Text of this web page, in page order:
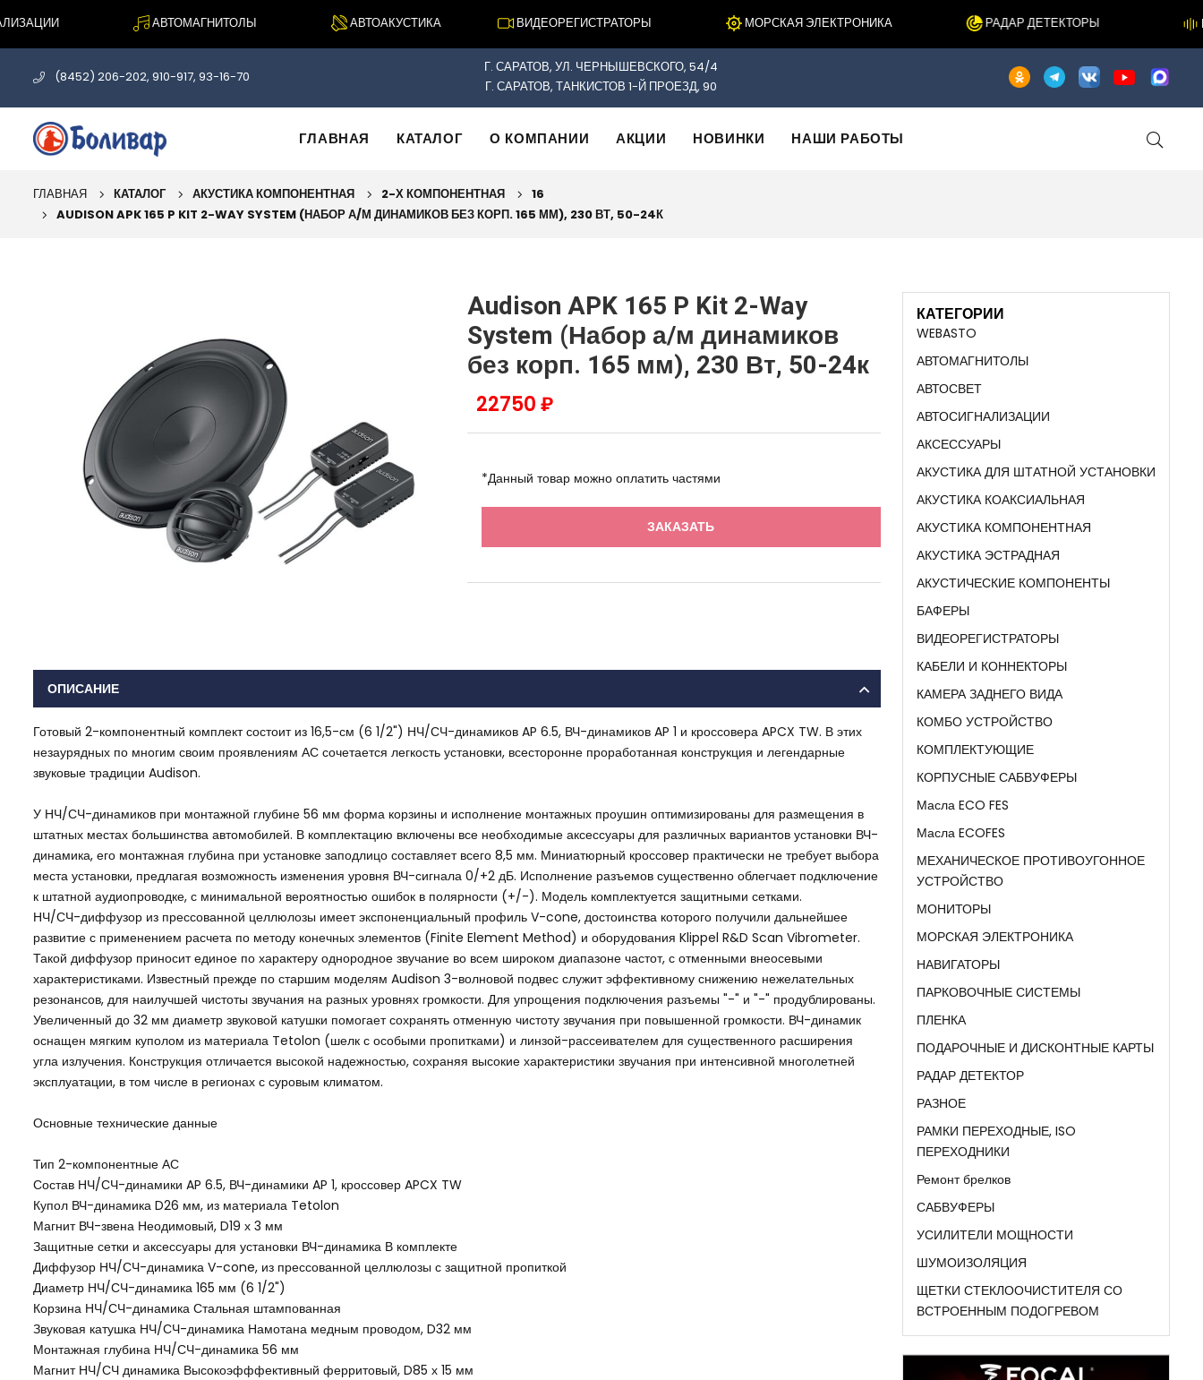
АВТОМАГНИТОЛЫ АВТОАКУСТИКА ВИДЕОРЕГИСТРАТОРЫ МОРСКАЯ ЭЛЕКТРОНИКА РАДАР ДЕТЕКТОРЫ
(8452) 206-202, 910-917, 93-16-70
Г. САРАТОВ, УЛ. ЧЕРНЫШЕВСКОГО, 54/4
Г. САРАТОВ, ТАНКИСТОВ 1-Й ПРОЕЗД, 90
ГЛАВНАЯ КАТАЛОГ О КОМПАНИИ АКЦИИ НОВИНКИ НАШИ РАБОТЫ
ГЛАВНАЯ КАТАЛОГ АКУСТИКА КОМПОНЕНТНАЯ 2-Х КОМПОНЕНТНАЯ
16
AUDISON APK 165 P KIT 2-WAY SYSTEM (НАБОР А/М ДИНАМИКОВ БЕЗ КОРП. 165 ММ), 230 ВТ, 50-24К
Audison APK 165 P Kit 2-Way
System (Набор а/м динамиков
без корп. 165 мм), 230 Вт, 50-24к
22750 ₽
*Данный товар можно оплатить частями
ЗАКАЗАТЬ
ОПИСАНИЕ
Готовый 2-компонентный комплект состоит из 16,5-см (6 1/2") НЧ/СЧ-динамиков AP 6.5, ВЧ-динамиков AP 1 и кроссовера APCX TW. В этих
незаурядных по многим своим проявлениям АС сочетается легкость установки, всесторонне проработанная конструкция и легендарные
звуковые традиции Audison.
У НЧ/СЧ-динамиков при монтажной глубине 56 мм форма корзины и исполнение монтажных проушин оптимизированы для размещения в
штатных местах большинства автомобилей. В комплектацию включены все необходимые аксессуары для различных вариантов установки ВЧ-
динамика, его монтажная глубина при установке заподлицо составляет всего 8,5 мм. Миниатюрный кроссовер практически не требует выбора
места установки, предлагая возможность изменения уровня ВЧ-сигнала 0/+2 дБ. Исполнение разъемов существенно облегчает подключение
к штатной аудиопроводке, с минимальной вероятностью ошибок в полярности (+/-). Модель комплектуется защитными сетками.
НЧ/СЧ-диффузор из прессованной целлюлозы имеет экспоненциальный профиль V-cone, достоинства которого получили дальнейшее
развитие с применением расчета по методу конечных элементов (Finite Element Method) и оборудования Klippel R&D Scan Vibrometer.
Такой диффузор приносит единое по характеру однородное звучание во всем широком диапазоне частот, с отменными внеосевыми
характеристиками. Известный прежде по старшим моделям Audison 3-волновой подвес служит эффективному снижению нежелательных
резонансов, для наилучшей чистоты звучания на разных уровнях громкости. Для упрощения подключения разъемы "-" и "-" продублированы.
Увеличенный до 32 мм диаметр звуковой катушки помогает сохранять отменную чистоту звучания при повышенной громкости. ВЧ-динамик
оснащен мягким куполом из материала Tetolon (шелк с особыми пропитками) и линзой-рассеивателем для существенного расширения
угла излучения. Конструкция отличается высокой надежностью, сохраняя высокие характеристики звучания при интенсивной многолетней
эксплуатации, в том числе в регионах с суровым климатом.
Основные технические данные
Тип 2-компонентные АС
Состав НЧ/СЧ-динамики AP 6.5, ВЧ-динамики AP 1, кроссовер APCX TW
Купол ВЧ-динамика D26 мм, из материала Tetolon
Магнит ВЧ-звена Неодимовый, D19 х 3 мм
Защитные сетки и аксессуары для установки ВЧ-динамика В комплекте
Диффузор НЧ/СЧ-динамика V-cone, из прессованной целлюлозы с защитной пропиткой
Диаметр НЧ/СЧ-динамика 165 мм (6 1/2")
Корзина НЧ/СЧ-динамика Стальная штампованная
Звуковая катушка НЧ/СЧ-динамика Намотана медным проводом, D32 мм
Монтажная глубина НЧ/СЧ-динамика 56 мм
Магнит НЧ/СЧ динамика Высокоэфффективный ферритовый, D85 х 15 мм
КАТЕГОРИИ
WEBASTO
АВТОМАГНИТОЛЫ
АВТОСВЕТ
АВТОСИГНАЛИЗАЦИИ
АКСЕССУАРЫ
АКУСТИКА ДЛЯ ШТАТНОЙ УСТАНОВКИ
АКУСТИКА КОАКСИАЛЬНАЯ
АКУСТИКА КОМПОНЕНТНАЯ
АКУСТИКА ЭСТРАДНАЯ
АКУСТИЧЕСКИЕ КОМПОНЕНТЫ
БАФЕРЫ
ВИДЕОРЕГИСТРАТОРЫ
КАБЕЛИ И КОННЕКТОРЫ
КАМЕРА ЗАДНЕГО ВИДА
КОМБО УСТРОЙСТВО
КОМПЛЕКТУЮЩИЕ
КОРПУСНЫЕ САБВУФЕРЫ
Масла ECO FES
Масла ECOFES
МЕХАНИЧЕСКОЕ ПРОТИВОУГОННОЕ
УСТРОЙСТВО
МОНИТОРЫ
МОРСКАЯ ЭЛЕКТРОНИКА
НАВИГАТОРЫ
ПАРКОВОЧНЫЕ СИСТЕМЫ
ПЛЕНКА
ПОДАРОЧНЫЕ И ДИСКОНТНЫЕ КАРТЫ
РАДАР ДЕТЕКТОР
РАЗНОЕ
РАМКИ ПЕРЕХОДНЫЕ, ISO
ПЕРЕХОДНИКИ
Ремонт брелков
САБВУФЕРЫ
УСИЛИТЕЛИ МОЩНОСТИ
ШУМОИЗОЛЯЦИЯ
ЩЕТКИ СТЕКЛООЧИСТИТЕЛЯ СО
ВСТРОЕННЫМ ПОДОГРЕВОМ